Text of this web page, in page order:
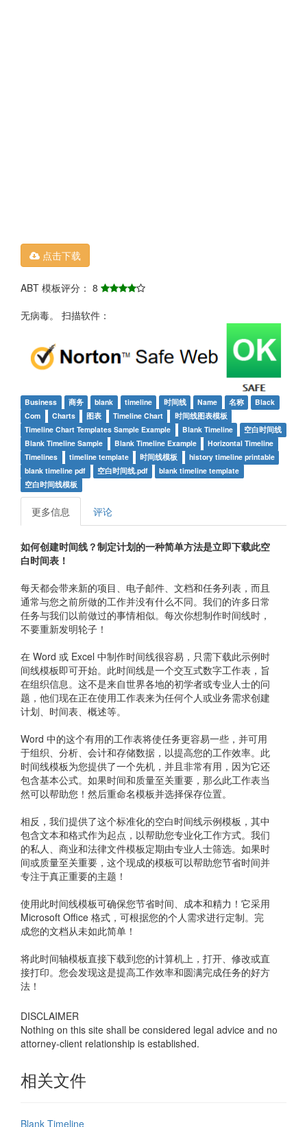
点击下载
ABT 模板评分： 8
无病毒。 扫描软件：
Business 商务 blank timeline 时间线 Name 名称
Black
Com
Charts 图表 Timeline Chart
时间线图表模板
Timeline Chart Templates Sample Example
Blank Timeline
空白时间线
Blank Timeline Sample
Blank Timeline Example
Horizontal Timeline
Timelines
timeline template 时间线模板
history timeline printable
blank timeline pdf
空白时间线.pdf
blank timeline template
空白时间线模板
更多信息 评论
如何创建时间线？制定计划的一种简单方法是立即下载此空
白时间表！
每天都会带来新的项目、电子邮件、文档和任务列表，而且
通常与您之前所做的工作并没有什么不同。我们的许多日常
任务与我们以前做过的事情相似。每次你想制作时间线时，
不要重新发明轮子！
在 Word 或 Excel 中制作时间线很容易，只需下载此示例时
间线模板即可开始。此时间线是一个交互式数字工作表，旨
在组织信息。这不是来自世界各地的初学者或专业人士的问
题，他们现在正在使用工作表来为任何个人或业务需求创建
计划、时间表、概述等。
Word 中的这个有用的工作表将使任务更容易一些，并可用
于组织、分析、会计和存储数据，以提高您的工作效率。此
时间线模板为您提供了一个先机，并且非常有用，因为它还
包含基本公式。如果时间和质量至关重要，那么此工作表当
然可以帮助您！然后重命名模板并选择保存位置。
相反，我们提供了这个标准化的空白时间线示例模板，其中
包含文本和格式作为起点，以帮助您专业化工作方式。我们
的私人、商业和法律文件模板定期由专业人士筛选。如果时
间或质量至关重要，这个现成的模板可以帮助您节省时间并
专注于真正重要的主题！
使用此时间线模板可确保您节省时间、成本和精力！它采用
Microsoft Office 格式，可根据您的个人需求进行定制。完
成您的文档从未如此简单！
将此时间轴模板直接下载到您的计算机上，打开、修改或直
接打印。您会发现这是提高工作效率和圆满完成任务的好方
法！
DISCLAIMER
Nothing on this site shall be considered legal advice and no
attorney-client relationship is established.
相关文件
Blank Timeline